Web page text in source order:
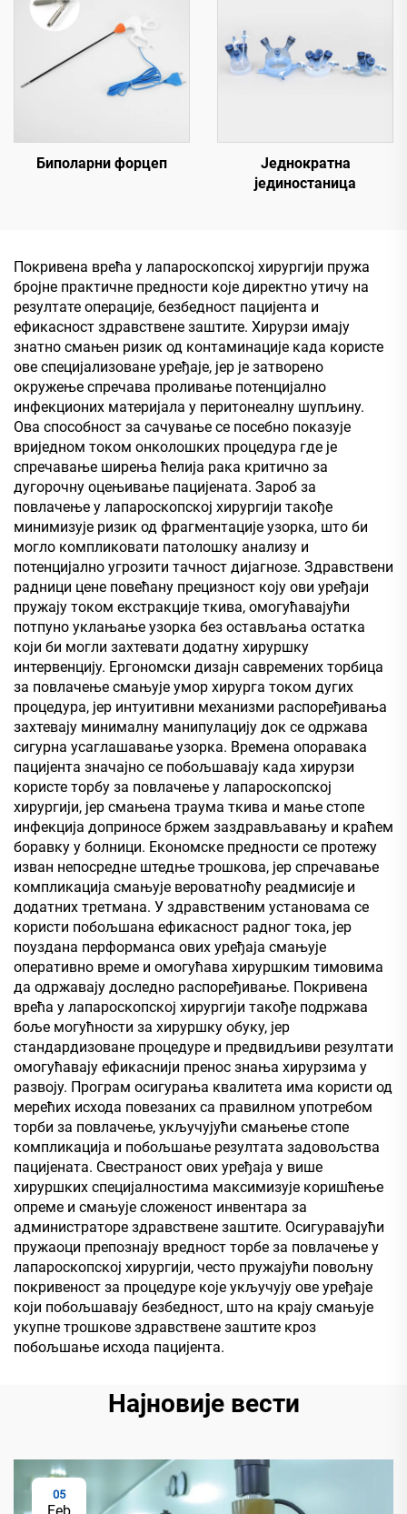
Биполарни форцеп
Једнократна
јединостаница
Покривена врећа у лапароскопској хирургији пружа
бројне практичне предности које директно утичу на
резултате операције, безбедност пацијента и
ефикасност здравствене заштите. Хирурзи имају
знатно смањен ризик од контаминације када користе
ове специјализоване уређаје, јер је затворено
окружење спречава проливање потенцијално
инфекционих материјала у перитонеалну шупљину.
Ова способност за сачување се посебно показује
вриједном током онколошких процедура где је
спречавање ширења ћелија рака критично за
дугорочну оцењивање пацијената. Зароб за
повлачење у лапароскопској хирургији такође
минимизује ризик од фрагментације узорка, што би
могло компликовати патолошку анализу и
потенцијално угрозити тачност дијагнозе. Здравствени
радници цене повећану прецизност коју ови уређаји
пружају током екстракције ткива, омогућавајући
потпуно уклањање узорка без остављања остатка
који би могли захтевати додатну хируршку
интервенцију. Ергономски дизајн савремених торбица
за повлачење смањује умор хирурга током дугих
процедура, јер интуитивни механизми распоређивања
захтевају минималну манипулацију док се одржава
сигурна усаглашавање узорка. Времена опоравака
пацијента значајно се побољшавају када хирурзи
користе торбу за повлачење у лапароскопској
хирургији, јер смањена траума ткива и мање стопе
инфекција доприносе бржем заздрављавању и краћем
боравку у болници. Економске предности се протежу
изван непосредне штедње трошкова, јер спречавање
компликација смањује вероватноћу реадмисије и
додатних третмана. У здравственим установама се
користи побољшана ефикасност радног тока, јер
поуздана перформанса ових уређаја смањује
оперативно време и омогућава хируршким тимовима
да одржавају доследно распоређивање. Покривена
врећа у лапароскопској хирургији такође подржава
боље могућности за хируршку обуку, јер
стандардизоване процедуре и предвидљиви резултати
омогућавају ефикаснији пренос знања хирурзима у
развоју. Програм осигурања квалитета има користи од
мерећих исхода повезаних са правилном употребом
торби за повлачење, укључујући смањење стопе
компликација и побољшање резултата задовољства
пацијената. Свестраност ових уређаја у више
хируршких специјалностима максимизује коришћење
опреме и смањује сложеност инвентара за
администраторе здравствене заштите. Осигуравајући
пружаоци препознају вредност торбе за повлачење у
лапароскопској хирургији, често пружајући повољну
покривеност за процедуре које укључују ове уређаје
који побољшавају безбедност, што на крају смањује
укупне трошкове здравствене заштите кроз
побољшање исхода пацијента.
Најновије вести
05